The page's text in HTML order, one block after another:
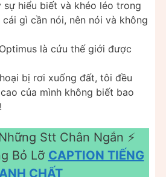
sự hiểu biết và khéo léo trong
gì cần nói, nên nói và không
là cứu thế giới được
bị rơi xuống đất, tôi đều
của mình không biết bao
Stt Chân Ngắn ⚡
Bỏ Lỡ CAPTION TIẾNG
ANH CHẤT